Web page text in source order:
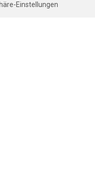
Einstellungen